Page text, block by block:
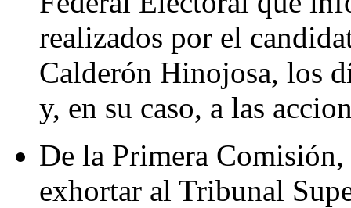
realizados por el
Calderón Hinojosa, los
y, en su caso, a las
De la Primera
exhortar al Tribunal